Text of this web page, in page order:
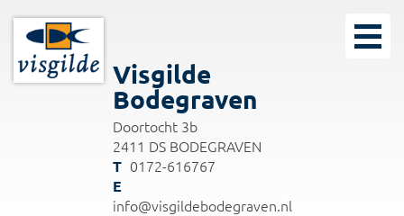
Visgilde
Bodegraven
Doortocht 3b
2411 DS BODEGRAVEN
0172-616767
info@visgildebodegraven.nl